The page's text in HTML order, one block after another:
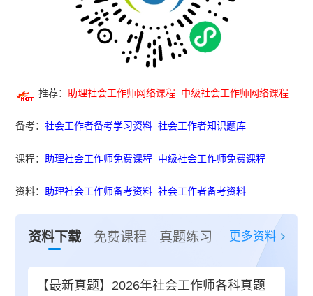
推荐： 助理社会工作师网络课程 中级社会工作师网络课程
备考：社会工作者备考学习资料 社会工作者知识题库
课程： 助理社会工作师免费课程 中级社会工作师免费课程
资料： 助理社会工作师备考资料 社会工作者备考资料
资料下载 免费课程 真题练习 更多资料
【最新真题】2026年社会工作师各科真题